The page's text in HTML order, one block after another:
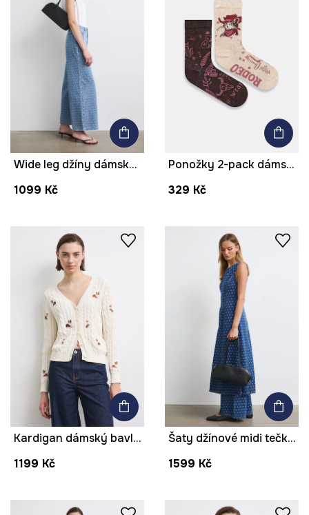
Wide leg džíny dámské tečkované
1099 Kč
Ponožky 2-pack dámské s bavlnou se zvířecím vzorem
329 Kč
Kardigan dámský bavlněný se zvířecím vzorem
1199 Kč
Šaty džínové midi tečkované
1599 Kč